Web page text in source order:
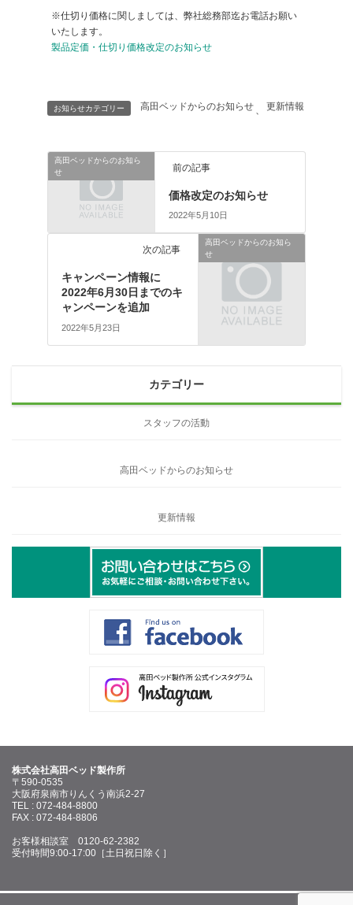
※仕切り価格に関しましては、弊社総務部迄お電話お願い
いたします。
製品定価・仕切り価格改定のお知らせ
お知らせカテゴリー 高田ベッドからのお知らせ 、 更新情報
高田ベッドからのお知ら
せ
前の記事
価格改定のお知らせ
2022年5月10日
高田ベッドからのお知ら
せ
次の記事
キャンペーン情報に
2022年6月30日までのキ
ャンペーンを追加
2022年5月23日
カテゴリー
スタッフの活動
高田ベッドからのお知らせ
更新情報
株式会社高田ベッド製作所
〒590-0535
大阪府泉南市りんくう南浜2-27
TEL : 072-484-8800
FAX : 072-484-8806
お客様相談室 0120-62-2382
受付時間9:00-17:00［土日祝日除く］